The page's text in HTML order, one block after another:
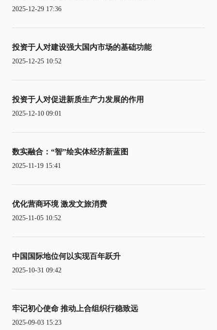
2025-12-29 17:36
投资于人对建设强大国内市场的基础功能
2025-12-25 10:52
投资于人对促进新质生产力发展的作用
2025-12-10 09:01
数实融合：“智”绘实体经济新蓝图
2025-11-19 15:41
优化营商环境 激发文旅消费
2025-11-05 10:52
中国国际地位何以实现百年跃升
2025-10-31 09:42
牢记初心使命 推动上合组织行稳致远
2025-09-03 15:23